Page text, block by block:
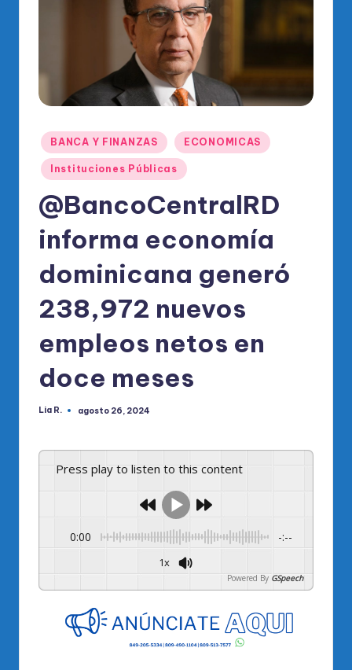
o
O
ci
al
el
R
M
Publicado
en
BANCA Y FINANZAS ECONOMICAS
Instituciones Públicas
@BancoCentralRD
informa economía
dominicana generó
238,972 nuevos
empleos netos en
doce meses
Publicado
Lia R. agosto 26, 2024
Press play to listen to this content
0:00 -:--
1x
Powered By GSpeech